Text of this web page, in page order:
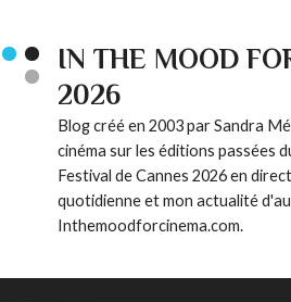
IN THE MOOD
2026
Blog créé en 2003 par Sandra
cinéma sur les éditions passées
Festival de Cannes 2026 en
quotidienne et mon actualité
Inthemoodforcinema.com.